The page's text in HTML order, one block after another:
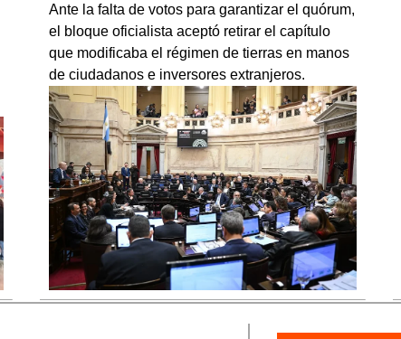
Ante la falta de votos para garantizar el quórum,
el bloque oficialista aceptó retirar el capítulo
que modificaba el régimen de tierras en manos
de ciudadanos e inversores extranjeros.